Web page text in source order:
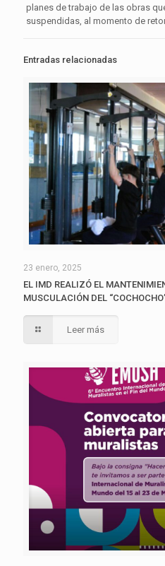
planes de trabajo de las obras
suspendidas, al momento de
Entradas relacionadas
23 enero, 2025
EL IMD REALIZÓ EL
MUSCULACIÓN DEL
Leer más